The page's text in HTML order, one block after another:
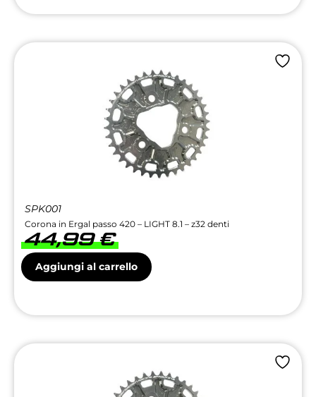
SPK001
Corona in Ergal passo 420 – LIGHT 8.1 – z32 denti
44,99€
Aggiungi al carrello